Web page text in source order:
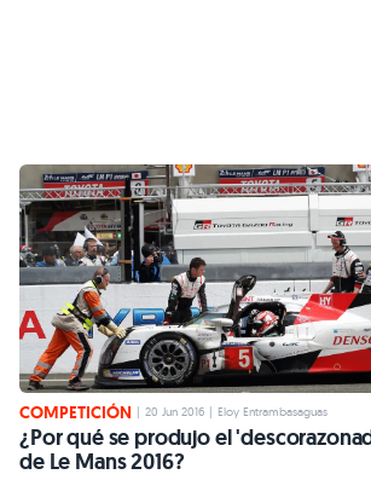
COMPETICIÓN 20 Jun 2016 Eloy Entrambasaguas
¿Por qué se produjo el
de Le Mans 2016?